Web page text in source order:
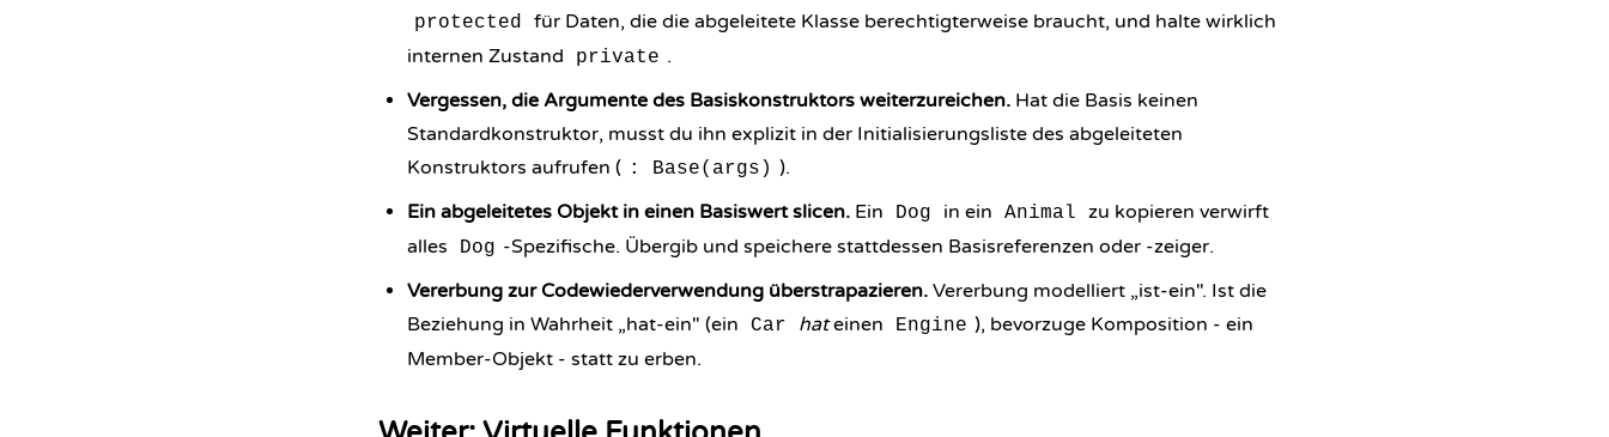
protected
für Daten, die die abgeleitete Klasse berechtigterweise braucht, und halte wirklich
internen Zustand
private .
Vergessen, die Argumente des Basiskonstruktors weiterzureichen. Hat die Basis keinen
Standardkonstruktor, musst du ihn explizit in der Initialisierungsliste des abgeleiteten
Konstruktors aufrufen ( : Base(args) ).
Ein abgeleitetes Objekt in einen Basiswert slicen. Ein Dog in ein Animal
zu kopieren verwirft
alles
Dog -Spezifische. Übergib und speichere stattdessen Basisreferenzen oder -zeiger.
Vererbung zur Codewiederverwendung überstrapazieren. Vererbung modelliert „ist-ein". Ist die
Beziehung in Wahrheit „hat-ein" (ein
Car hateinen Engine ), bevorzuge Komposition - ein
Member-Objekt - statt zu erben.